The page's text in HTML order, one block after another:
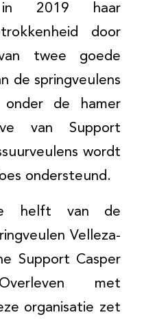
in 2019 haar
door
twee goede
de springveulens
de hamer
van Support
wordt
ondersteund.
helft van de
Velleza-
Support Casper
met
organisatie zet